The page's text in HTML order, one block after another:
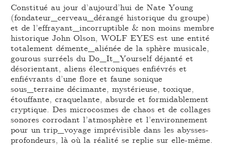
Constitué au jour d’aujourd’hui de Nate Young
(fondateur_cerveau_dérangé historique du groupe)
et de l’effrayant_incorruptible & non moins membre
historique John Olson, WOLF EYES est une entité
totalement démente_aliénée de la sphère musicale,
gourous surréels du Do_It_Yourself déjanté et
désorientant, aliens électroniques enfiévrés et
enfiévrants d’une flore et faune sonique
sous_terraine décimante, mystérieuse, toxique,
étouffante, craquelante, absurde et formidablement
cryptique. Des microcosmes de chaos et de collages
sonores corrodant l’atmosphère et l’environnement
pour un trip_voyage imprévisible dans les abysses-
profondeurs, là où la réalité se replie sur elle-même.